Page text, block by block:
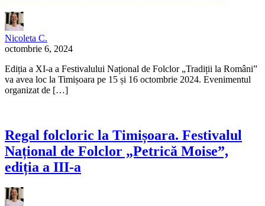
Nicoleta C.
octombrie 6, 2024
Ediția a XI-a a Festivalului Național de Folclor „Tradiții la Români”
va avea loc la Timișoara pe 15 și 16 octombrie 2024. Evenimentul
organizat de […]
Regal folcloric la Timișoara. Festivalul
Național de Folclor „Petrică Moise”,
ediția a III-a